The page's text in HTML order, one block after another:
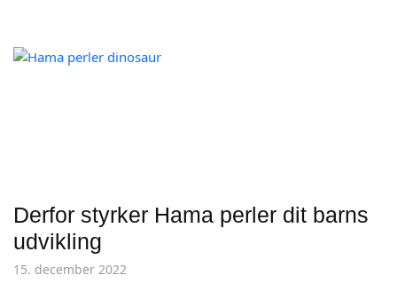
Derfor styrker Hama perler dit barns
udvikling
15. december 2022